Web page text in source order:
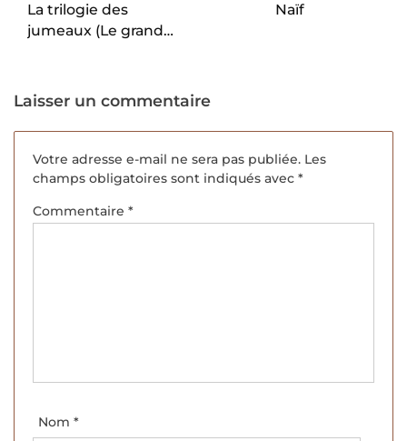
La trilogie des
jumeaux (Le grand
Agota Kristof.
Naïf
Laisser un commentaire
Votre adresse e-mail ne sera pas publiée. Les
champs obligatoires sont indiqués avec *
Commentaire *
Nom *